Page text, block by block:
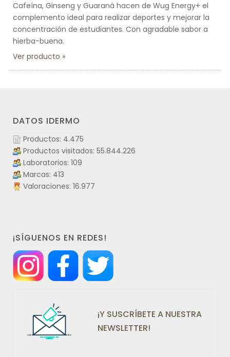
Cafeína, Ginseng y Guaraná hacen de Wug Energy+ el
complemento ideal para realizar deportes y mejorar la
concentración de estudiantes. Con agradable sabor a
hierba-buena.
Ver producto
DATOS IDERMO
Productos: 4.475
Productos visitados: 55.844.226
Laboratorios: 109
Marcas: 413
Valoraciones: 16.977
¡SÍGUENOS EN REDES!
¡Y SUSCRÍBETE A NUESTRA
NEWSLETTER!